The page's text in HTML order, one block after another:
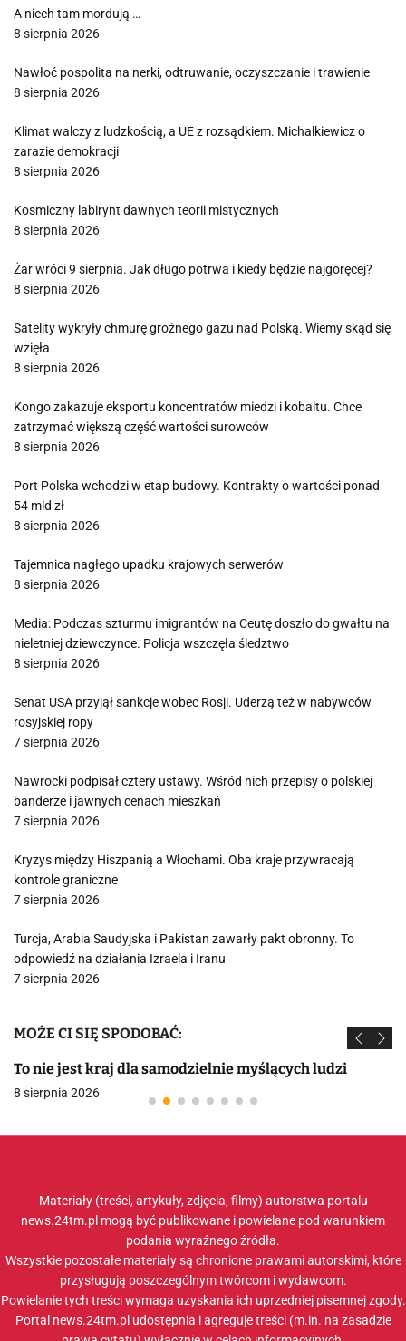
A niech tam mordują …
8 sierpnia 2026
Nawłoć pospolita na nerki, odtruwanie, oczyszczanie i trawienie
8 sierpnia 2026
Klimat walczy z ludzkością, a UE z rozsądkiem. Michalkiewicz o
zarazie demokracji
8 sierpnia 2026
Kosmiczny labirynt dawnych teorii mistycznych
8 sierpnia 2026
Żar wróci 9 sierpnia. Jak długo potrwa i kiedy będzie najgoręcej?
8 sierpnia 2026
Satelity wykryły chmurę groźnego gazu nad Polską. Wiemy skąd się
wzięła
8 sierpnia 2026
Kongo zakazuje eksportu koncentratów miedzi i kobaltu. Chce
zatrzymać większą część wartości surowców
8 sierpnia 2026
Port Polska wchodzi w etap budowy. Kontrakty o wartości ponad
54 mld zł
8 sierpnia 2026
Tajemnica nagłego upadku krajowych serwerów
8 sierpnia 2026
Media: Podczas szturmu imigrantów na Ceutę doszło do gwałtu na
nieletniej dziewczynce. Policja wszczęła śledztwo
8 sierpnia 2026
Senat USA przyjął sankcje wobec Rosji. Uderzą też w nabywców
rosyjskiej ropy
7 sierpnia 2026
Nawrocki podpisał cztery ustawy. Wśród nich przepisy o polskiej
banderze i jawnych cenach mieszkań
7 sierpnia 2026
Kryzys między Hiszpanią a Włochami. Oba kraje przywracają
kontrole graniczne
7 sierpnia 2026
Turcja, Arabia Saudyjska i Pakistan zawarły pakt obronny. To
odpowiedź na działania Izraela i Iranu
7 sierpnia 2026
MOŻE CI SIĘ SPODOBAĆ:
To nie jest kraj dla samodzielnie myślących ludzi
8 sierpnia 2026
Materiały (treści, artykuły, zdjęcia, filmy) autorstwa portalu
news.24tm.pl mogą być publikowane i powielane pod warunkiem
podania wyraźnego źródła.
Wszystkie pozostałe materiały są chronione prawami autorskimi, które
przysługują poszczególnym twórcom i wydawcom.
Powielanie tych treści wymaga uzyskania ich uprzedniej pisemnej zgody.
Portal news.24tm.pl udostępnia i agreguje treści (m.in. na zasadzie